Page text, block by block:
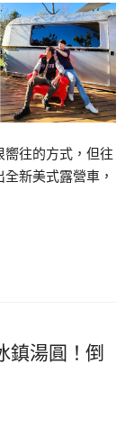
嚮往的方式，但往
新美式露營車，
鎮湯圓！倒